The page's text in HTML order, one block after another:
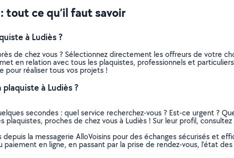
tout ce qu’il faut savoir
à Ludiès ?
de chez vous ? Sélectionnez directement les offreurs de votre
en relation avec tous les plaquistes, professionnels et
pour réaliser tous vos projets !
à Ludiès ?
secondes : quel service recherchez-vous ? Est-ce urgent ?
plaquistes, proches de chez vous à Ludiès ! Sur leur profil,
la messagerie AlloVoisins pour des échanges sécurisés et
en ligne, en passant par la prise de rendez-vous, l’état